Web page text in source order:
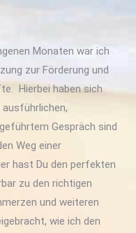
Monaten war ich
zur Förderung und
Hierbei haben sich
Gespräch sind
Weg einer
hast Du den perfekten
zu den richtigen
und weiteren
wie ich den